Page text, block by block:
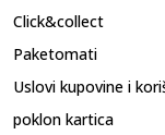
Click&collect
Paketomati
Uslovi kupovine i
poklon kartica